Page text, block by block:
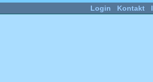
Login Kontakt